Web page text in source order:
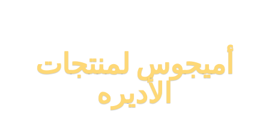
أميجوس لمنتجات
الأديره